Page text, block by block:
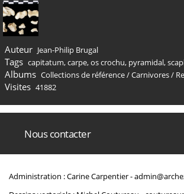
Auteur Jean-Philip Brugal
Tags capitatum,carpe,os crochu, pyramidal,
Albums Collections de référence/Carnivores/
Visites 41882
Nous contacter
Administration : Carine Carpentier -